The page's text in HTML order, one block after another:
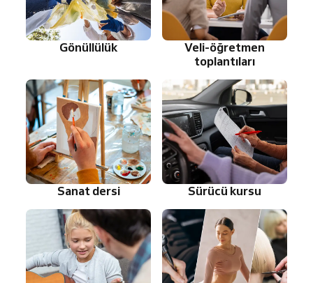
Gönüllülük
Veli-öğretmen
toplantıları
Sanat dersi Sürücü kursu